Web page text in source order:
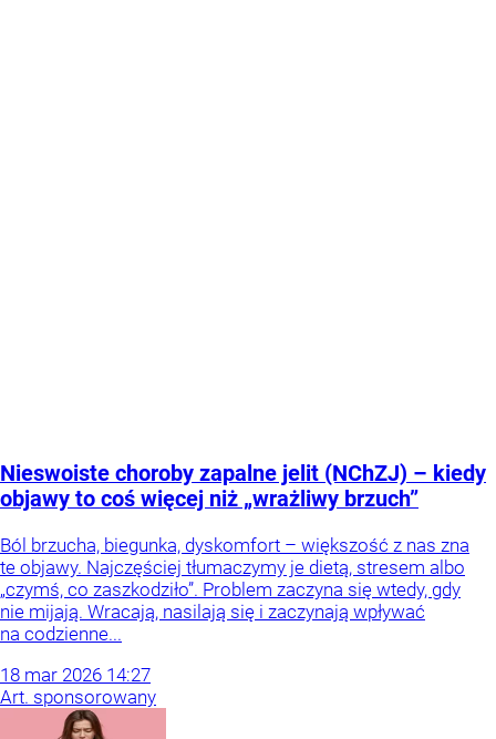
Nieswoiste choroby zapalne jelit (NChZJ) – kiedy
objawy to coś więcej niż „wrażliwy brzuch”
Ból brzucha, biegunka, dyskomfort – większość z nas zna
te objawy. Najczęściej tłumaczymy je dietą, stresem albo
„czymś, co zaszkodziło”. Problem zaczyna się wtedy, gdy
nie mijają. Wracają, nasilają się i zaczynają wpływać
na codzienne...
18 mar 2026 14:27
Art. sponsorowany